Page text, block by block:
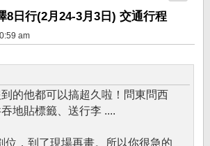
8日行(2月24-3月3日) 交通行程
am
的他都可以搞超久啦！問東問西
地貼標籤、送行李 ....
位，到了現場再畫。所以你很急的